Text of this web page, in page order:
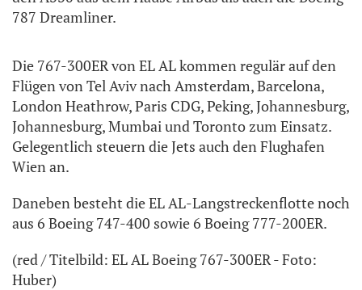
787 Dreamliner.
Die 767-300ER von EL AL kommen regulär auf den
Flügen von Tel Aviv nach Amsterdam, Barcelona,
London Heathrow, Paris CDG, Peking, Johannesburg,
Johannesburg, Mumbai und Toronto zum Einsatz.
Gelegentlich steuern die Jets auch den Flughafen
Wien an.
Daneben besteht die EL AL-Langstreckenflotte noch
aus 6 Boeing 747-400 sowie 6 Boeing 777-200ER.
(red / Titelbild: EL AL Boeing 767-300ER - Foto:
Huber)